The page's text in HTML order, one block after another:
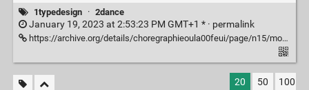
1typedesign · 2dance
January 19, 2023 at 2:53:23 PM GMT+1 * · permalink
https://archive.org/details/choregraphieoula00feui/page/n15/mode/2up
20 50 100